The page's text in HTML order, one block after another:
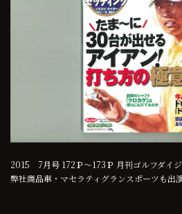
2015 7月号 172Ｐ～173Ｐ 月刊ゴルフダイジ
弊社商品車・マセラティグランスポーツも出